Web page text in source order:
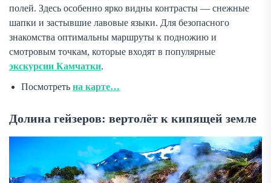
полей. Здесь особенно ярко видны контрасты — снежные
шапки и застывшие лавовые языки. Для безопасного
знакомства оптимальны маршруты к подножию и
смотровым точкам, которые входят в популярные
экскурсии Камчатки.
Посмотреть на карте…
Долина гейзеров: вертолёт к кипящей земле